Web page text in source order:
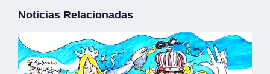
Noticias Relacionadas